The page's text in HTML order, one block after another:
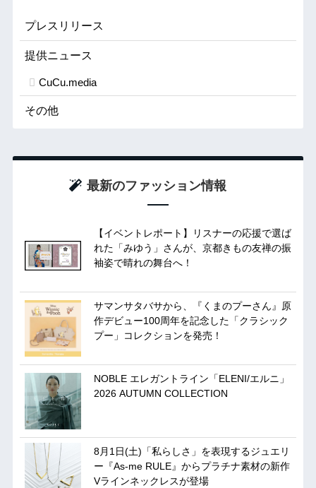
プレスリリース
提供ニュース
CuCu.media
その他
最新のファッション情報
【イベントレポート】リスナーの応援で選ば
れた「みゆう」さんが、京都きもの友禅の振
袖姿で晴れの舞台へ！
サマンサタバサから、『くまのプーさん』原
作デビュー100周年を記念した「クラシック
プー」コレクションを発売！
NOBLE エレガントライン「ELENI/エルニ」
2026 AUTUMN COLLECTION
8月1日(土)「私らしさ」を表現するジュエリ
ー『As-me RULE』からプラチナ素材の新作
Vラインネックレスが登場